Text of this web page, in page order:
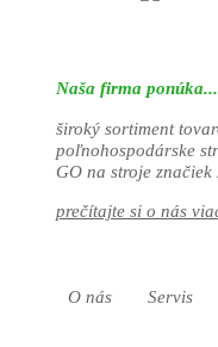
Naša firma ponúka...
široký sortiment
poľnohospodárske
GO na stroje
prečítajte si o nás
O nás Servis